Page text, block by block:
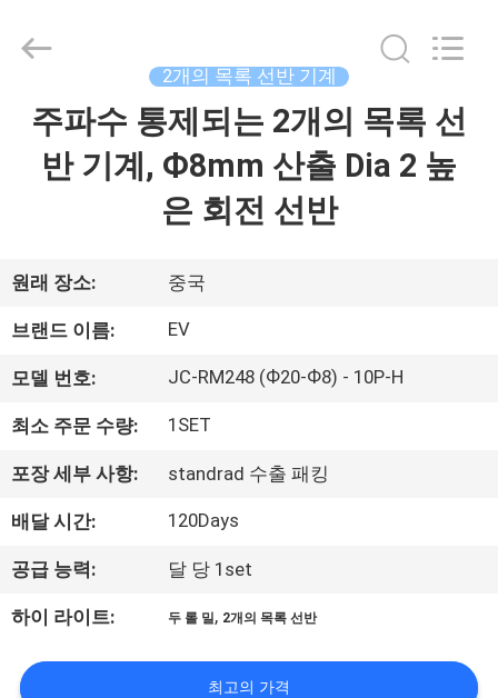
회
사
소
공
장
여
행
2026
CO.,LTD..
Reserved.
2개의 목록 선반 기계
주파수 통제되는 2개의 목록 선
반 기계, Ф8mm 산출 Dia 2 높
은 회전 선반
원래 장소: 중국
브랜드 이름: EV
모델 번호: JC-RM248 (Ф20-Ф8) - 10P-H
최소 주문 수량: 1SET
포장 세부 사항: standrad 수출 패킹
배달 시간: 120Days
공급 능력: 달 당 1set
하이 라이트: 두 롤 밀, 2개의 목록 선반
최고의 가격